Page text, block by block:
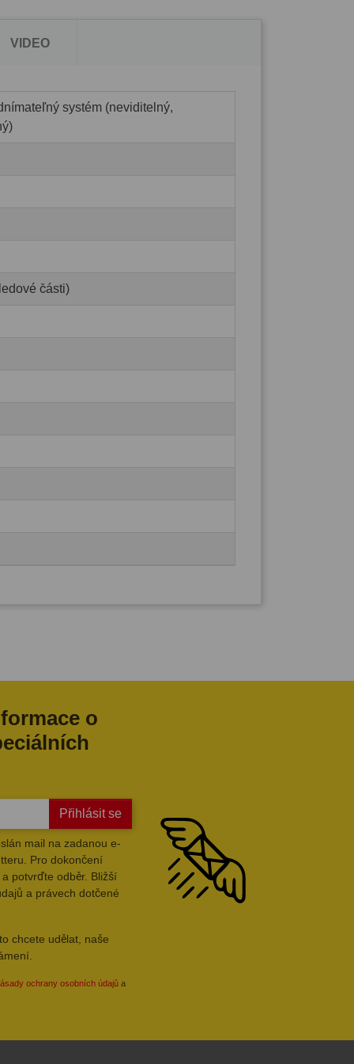
VIDEO
systém (neviditelný,
části)
o
Přihlásit se
mail na zadanou e-
Pro dokončení
potvrďte odběr. Bližší
a právech dotčené
chcete udělat, naše
ochrany osobních údajů a